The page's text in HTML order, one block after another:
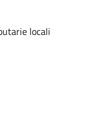
locali